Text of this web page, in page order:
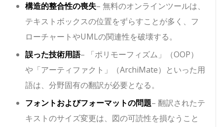
構造的整合性の喪失– 無料のオンラインツールは、
テキストボックスの位置をずらすことが多く、フ
ローチャートやUMLの関連性を破壊する。
誤った技術用語– 「ポリモーフィズム」（OOP）
や「アーティファクト」（ArchiMate）といった用
語は、分野固有の翻訳が必要となる。
フォントおよびフォーマットの問題– 翻訳されたテ
キストのサイズ変更は、図の可読性を損なうこと